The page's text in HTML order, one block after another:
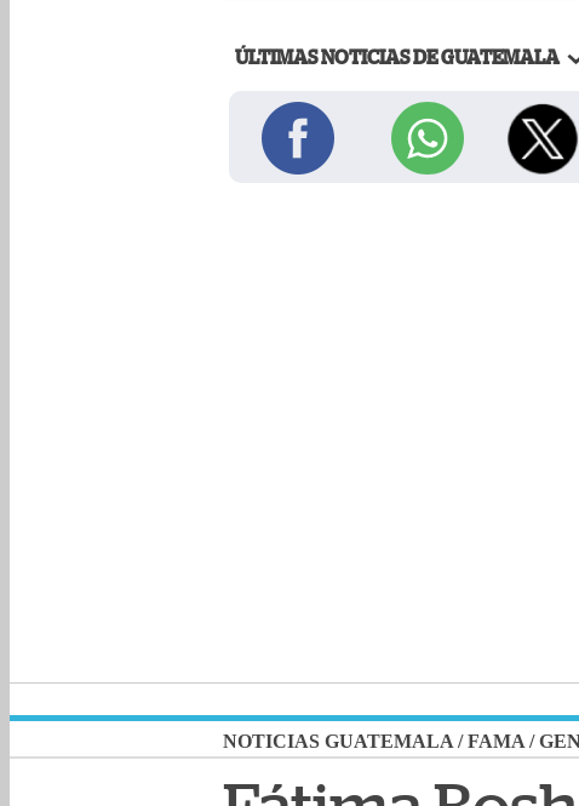
ÚLTIMAS NOTICIAS DE GUATEMALA
NOTICIAS GUATEMALA /FAMA /